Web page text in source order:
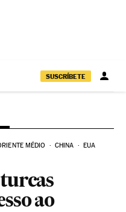
SUSCRÍBETE
MÉDIO CHINA EUA
ao